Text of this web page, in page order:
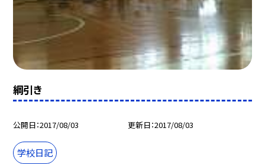
綱引き
公開日 2017/08/03 更新日 2017/08/03
学校日記